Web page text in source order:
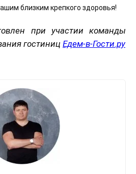
близким крепкого здоровья!
при участии команды
гостиниц Едем-в-Гости.ру